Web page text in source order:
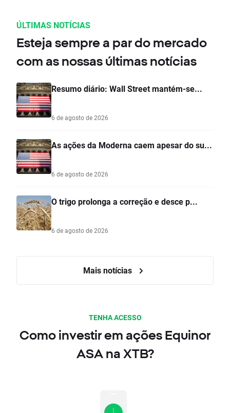
ÚLTIMAS NOTÍCIAS
Esteja sempre a par do mercado
com as nossas últimas notícias
Resumo diário: Wall Street mantém-se...
6 de agosto de 2026
As ações da Moderna caem apesar do su...
6 de agosto de 2026
O trigo prolonga a correção e desce p...
6 de agosto de 2026
Mais notícias
TENHA ACESSO
Como investir em ações Equinor
ASA na XTB?